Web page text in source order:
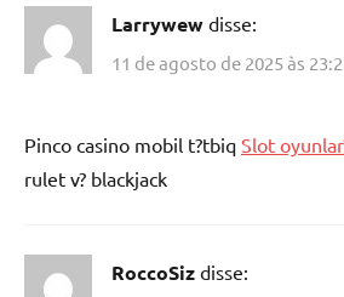
Larrywew disse:
11 de agosto de 2025 às
Pinco casino mobil t?tbiq Slot
rulet v? blackjack
RoccoSiz disse: